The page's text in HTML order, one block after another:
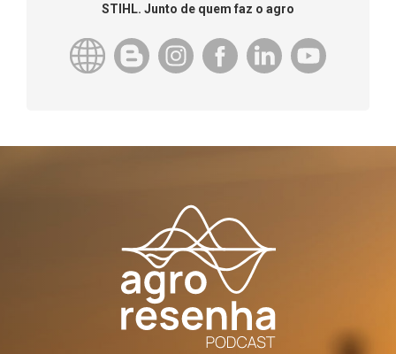
STIHL. Junto de quem faz o agro